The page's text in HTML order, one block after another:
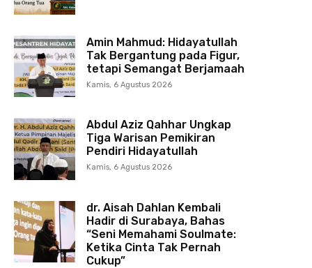
Amin Mahmud: Hidayatullah
Tak Bergantung pada Figur,
tetapi Semangat Berjamaah
Kamis, 6 Agustus 2026
Abdul Aziz Qahhar Ungkap
Tiga Warisan Pemikiran
Pendiri Hidayatullah
Kamis, 6 Agustus 2026
dr. Aisah Dahlan Kembali
Hadir di Surabaya, Bahas
“Seni Memahami Soulmate:
Ketika Cinta Tak Pernah
Cukup”